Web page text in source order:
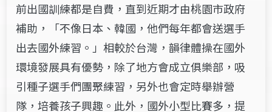
前出國訓練都是自費，直到近期才由桃園市政府
補助，「不像日本、韓國，他們每年都會送選手
出去國外練習。」相較於台灣，韻律體操在國外
環境發展具有優勢，除了地方會成立俱樂部，吸
引種子選手們團聚練習，另外也會定時舉辦營
隊，培養孩子興趣。此外，國外小型比賽多，提